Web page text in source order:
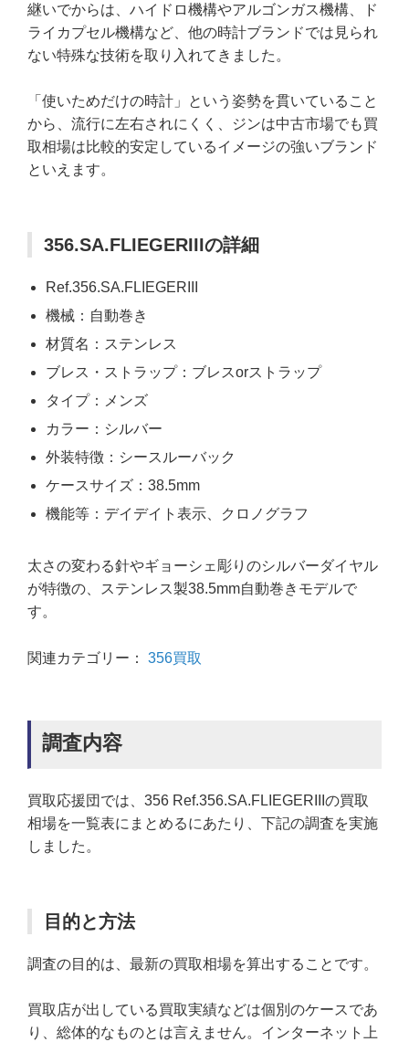
継いでからは、ハイドロ機構やアルゴンガス機構、ド
ライカプセル機構など、他の時計ブランドでは見られ
ない特殊な技術を取り入れてきました。
「使いためだけの時計」という姿勢を貫いていること
から、流行に左右されにくく、ジンは中古市場でも買
取相場は比較的安定しているイメージの強いブランド
といえます。
356.SA.FLIEGERIIIの詳細
Ref.356.SA.FLIEGERIII
機械：自動巻き
材質名：ステンレス
ブレス・ストラップ：ブレスorストラップ
タイプ：メンズ
カラー：シルバー
外装特徴：シースルーバック
ケースサイズ：38.5mm
機能等：デイデイト表示、クロノグラフ
太さの変わる針やギョーシェ彫りのシルバーダイヤル
が特徴の、ステンレス製38.5mm自動巻きモデルで
す。
関連カテゴリー： 356買取
調査内容
買取応援団では、356 Ref.356.SA.FLIEGERIIIの買取
相場を一覧表にまとめるにあたり、下記の調査を実施
しました。
目的と方法
調査の目的は、最新の買取相場を算出することです。
買取店が出している買取実績などは個別のケースであ
り、総体的なものとは言えません。インターネット上